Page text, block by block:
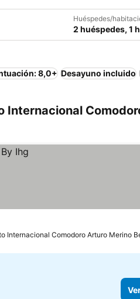
Huéspedes/
2 huéspedes, 1
Arturo Merino Benítez
8,0+ Desayuno incluido
Internacional
Internacional Comodoro Arturo Merino